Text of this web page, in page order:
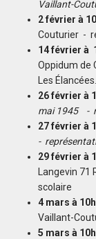
Vaillant-
2 février à
Couturier -
14 février à
Oppidum de
Les Élancées.
26 février à
mai 1945 -
27 février à
-
29 février à
Langevin
scolaire
4 mars à
Vaillant-
5 mars à